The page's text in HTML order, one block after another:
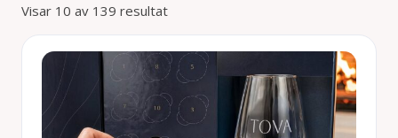
Visar 10 av 139 resultat